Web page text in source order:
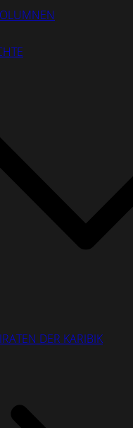
DER KARIBIK